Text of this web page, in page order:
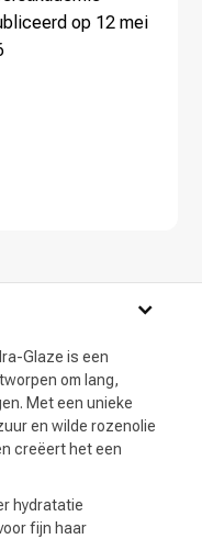
Glaze is een
om lang,
Met een unieke
en wilde rozenolie
creëert het een
hydratatie
fijn haar